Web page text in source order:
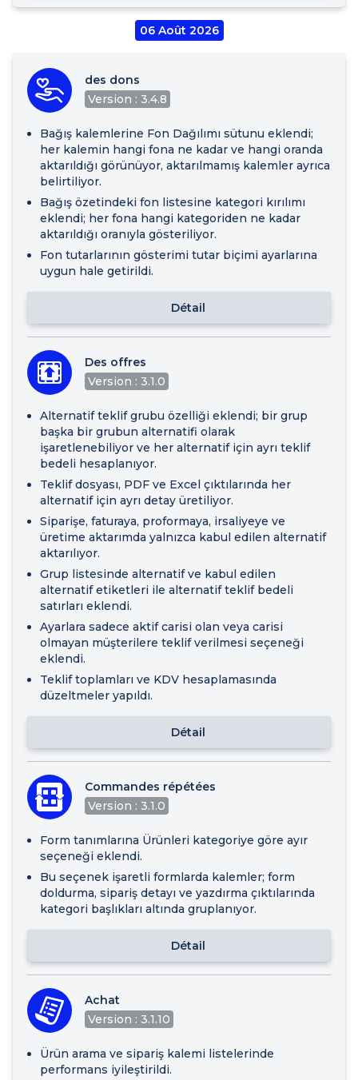
06 Août 2026
des dons
Version : 3.4.8
Bağış kalemlerine Fon Dağılımı sütunu eklendi;
her kalemin hangi fona ne kadar ve hangi oranda
aktarıldığı görünüyor, aktarılmamış kalemler ayrıca
belirtiliyor.
Bağış özetindeki fon listesine kategori kırılımı
eklendi; her fona hangi kategoriden ne kadar
aktarıldığı oranıyla gösteriliyor.
Fon tutarlarının gösterimi tutar biçimi ayarlarına
uygun hale getirildi.
Détail
Des offres
Version : 3.1.0
Alternatif teklif grubu özelliği eklendi; bir grup
başka bir grubun alternatifi olarak
işaretlenebiliyor ve her alternatif için ayrı teklif
bedeli hesaplanıyor.
Teklif dosyası, PDF ve Excel çıktılarında her
alternatif için ayrı detay üretiliyor.
Siparişe, faturaya, proformaya, irsaliyeye ve
üretime aktarımda yalnızca kabul edilen alternatif
aktarılıyor.
Grup listesinde alternatif ve kabul edilen
alternatif etiketleri ile alternatif teklif bedeli
satırları eklendi.
Ayarlara sadece aktif carisi olan veya carisi
olmayan müşterilere teklif verilmesi seçeneği
eklendi.
Teklif toplamları ve KDV hesaplamasında
düzeltmeler yapıldı.
Détail
Commandes répétées
Version : 3.1.0
Form tanımlarına Ürünleri kategoriye göre ayır
seçeneği eklendi.
Bu seçenek işaretli formlarda kalemler; form
doldurma, sipariş detayı ve yazdırma çıktılarında
kategori başlıkları altında gruplanıyor.
Détail
Achat
Version : 3.1.10
Ürün arama ve sipariş kalemi listelerinde
performans iyileştirildi.